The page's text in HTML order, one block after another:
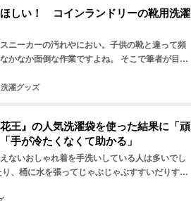
しい！ コインランドリーの靴用洗濯
ニーカーの汚れやにおい。子供の靴と違って頻
かなか面倒な作業ですよね。 そこで筆者が目を
洗濯グッズ
』の人気洗濯袋を使った結果に「頑
手が冷たくなくて助かる」
ないおしゃれ着を手洗いしている人は多いでし
、桶に水を張ってじゃぶじゃぶすすいだりする